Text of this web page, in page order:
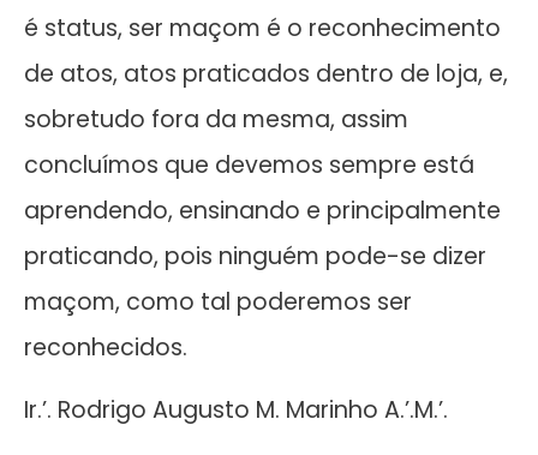
é status, ser maçom é o reconhecimento
de atos, atos praticados dentro de loja, e,
sobretudo fora da mesma, assim
concluímos que devemos sempre está
aprendendo, ensinando e principalmente
praticando, pois ninguém pode-se dizer
maçom, como tal poderemos ser
reconhecidos.
Ir.’. Rodrigo Augusto M. Marinho A.’.M.’.